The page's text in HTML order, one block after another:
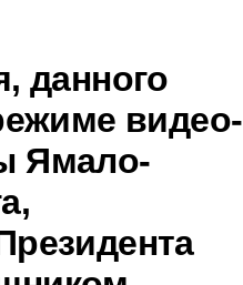
данного
видео-
Ямало-